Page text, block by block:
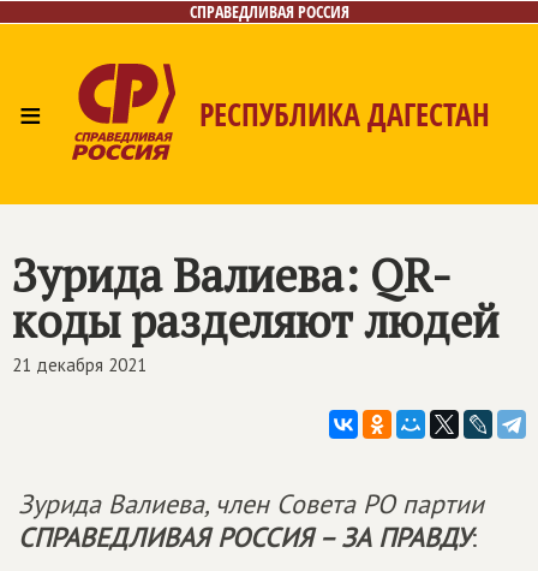
СПРАВЕДЛИВАЯ РОССИЯ
≡ РЕСПУБЛИКА ДАГЕСТАН
Зурида Валиева: QR-
коды разделяют людей
21 декабря 2021
Зурида Валиева, член Совета РО партии
СПРАВЕДЛИВАЯ РОССИЯ – ЗА ПРАВДУ: